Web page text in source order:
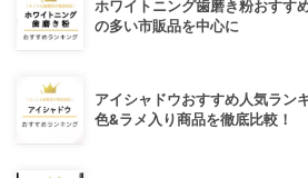
ホワイトニング歯磨き粉おすす
の多い市販品を中心に
アイシャドウおすすめ人気ラン
色&ラメ入り商品を徹底比較！